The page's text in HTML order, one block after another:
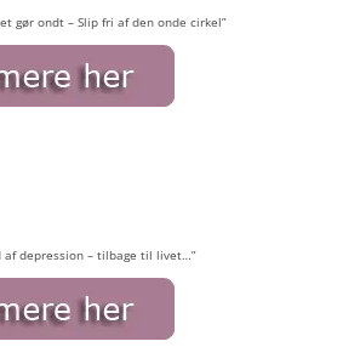
gør ondt – Slip fri af den onde cirkel”
af depression – tilbage til livet…”